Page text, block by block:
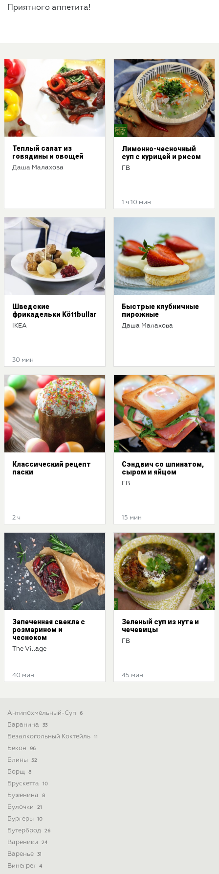
Приятного аппетита!
Теплый салат из
говядины и овощей
Даша Малахова
Лимонно-чесночный
суп c курицей и рисом
ГВ
1 ч 10 мин
Шведские
фрикадельки Köttbullar
IKEA
30 мин
Быстрые клубничные
пирожные
Даша Малахова
Классический рецепт
паски
2 ч
Сэндвич со шпинатом,
сыром и яйцом
ГВ
15 мин
Запеченная свекла с
розмарином и
чесноком
The Village
40 мин
Зеленый суп из нута и
чечевицы
ГВ
45 мин
Антипохмельный-Суп 6
Баранина 33
Безалкогольный Коктейль 11
Бекон 96
Блины 52
Борщ 8
Брускетта 10
Буженина 8
Булочки 21
Бургеры 10
Бутерброд 26
Вареники 24
Варенье 31
Винегрет 4